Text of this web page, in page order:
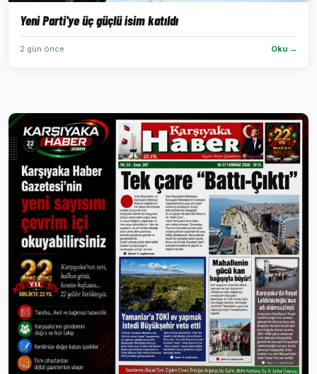
Yeni Parti'ye üç güçlü isim katıldı
2 gün önce Oku →